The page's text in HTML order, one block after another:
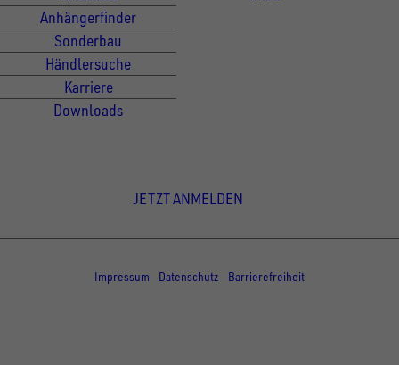
Anhängerfinder
Sonderbau
Händlersuche
Karriere
Downloads
JETZT ANMELDEN
Impressum
Datenschutz Barrierefreiheit